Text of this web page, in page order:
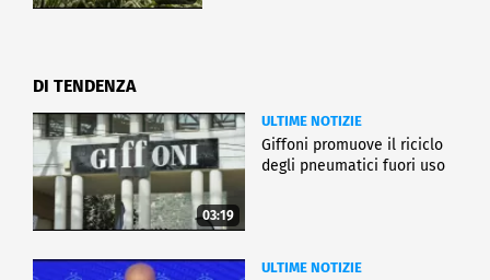
DI TENDENZA
03:19
ULTIME NOTIZIE
Giffoni promuove il riciclo
degli pneumatici fuori uso
ULTIME NOTIZIE